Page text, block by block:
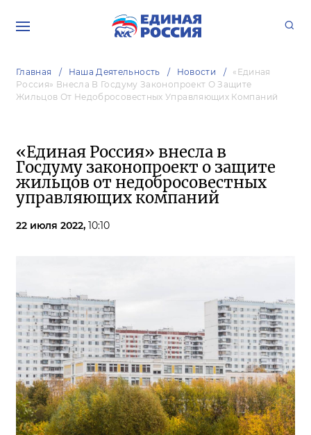
Главная Наша Деятельность Новости
«Единая
Россия» Внесла В Госдуму Законопроект О Защите
Жильцов От Недобросовестных Управляющих Компаний
«Единая Россия» внесла в
Госдуму законопроект о защите
жильцов от недобросовестных
управляющих компаний
22 июля 2022, 10:10